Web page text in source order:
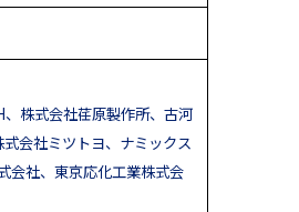
株式会社荏原製作所、古河
会社ミツトヨ、ナミックス
会社、東京応化工業株式会